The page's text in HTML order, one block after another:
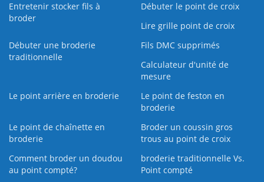
Entretenir stocker fils à
broder
Débuter le point de croix
Lire grille point de croix
Débuter une broderie
traditionnelle
Fils DMC supprimés
Calculateur d'unité de
mesure
Le point arrière en broderie
Le point de feston en
broderie
Le point de chaînette en
broderie
Broder un coussin gros
trous au point de croix
Comment broder un doudou
au point compté?
broderie traditionnelle Vs.
Point compté